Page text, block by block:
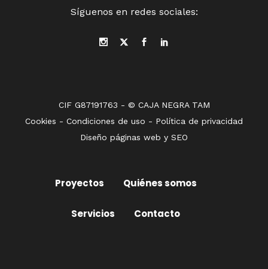
Proyectos Quiénes somos
Síguenos en redes sociales:
CIF G87191763 - © CAJA NEGRA TAM
Cookies - Condiciones de uso - Política de privacidad
Diseño páginas web y SEO
Servicios Contacto